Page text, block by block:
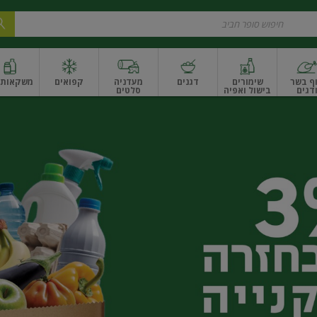
בשר
ודגים
שימורים
בישול ואפיה
דגנים מעדניה
סלטים
ונקניקים
קפואים משקאות
ואגוזיםפירות יבשים ארוזפירות יבשים בתפזורתפיצוחים, אגוזים